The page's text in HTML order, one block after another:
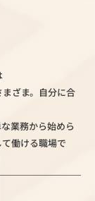
ざま。自分に合
業務から始めら
働ける職場で